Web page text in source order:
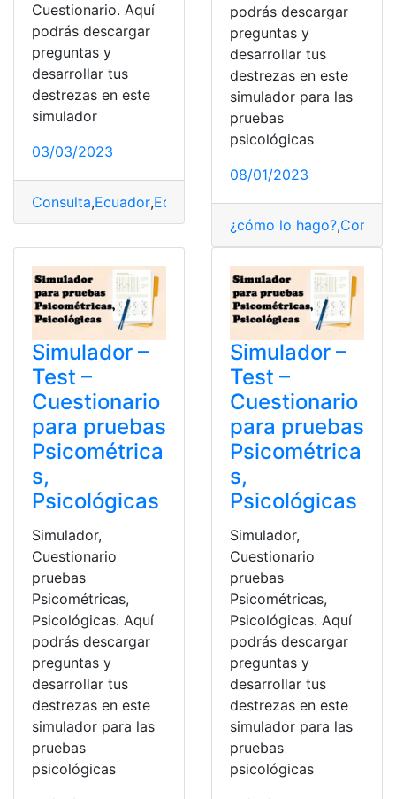
Cuestionario. Aquí
podrás descargar
preguntas y
desarrollar tus
destrezas en este
simulador
03/03/2023
Consulta,Ecuador,Educación,Herramientas,Pruebas,
podrás descargar
preguntas y
desarrollar tus
destrezas en este
simulador para las
pruebas
psicológicas
08/01/2023
¿cómo lo hago?,
Simulador –
Test –
Cuestionario
para pruebas
Psicométrica
s,
Psicológicas
Simulador,
Cuestionario
pruebas
Psicométricas,
Psicológicas. Aquí
podrás descargar
preguntas y
desarrollar tus
destrezas en este
simulador para las
pruebas
psicológicas
Simulador –
Test –
Cuestionario
para pruebas
Psicométrica
s,
Psicológicas
Simulador,
Cuestionario
pruebas
Psicométricas,
Psicológicas. Aquí
podrás descargar
preguntas y
desarrollar tus
destrezas en este
simulador para las
pruebas
psicológicas